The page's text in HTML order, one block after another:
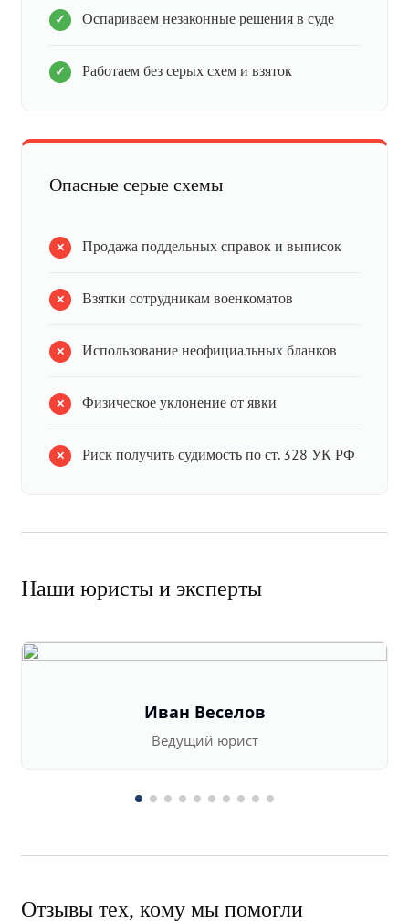
Оспариваем незаконные решения в суде
Работаем без серых схем и взяток
Опасные серые схемы
Продажа поддельных справок и выписок
Взятки сотрудникам военкоматов
Использование неофициальных бланков
Физическое уклонение от явки
Риск получить судимость по ст. 328 УК РФ
Наши юристы и эксперты
Иван Веселов
Ведущий юрист
Отзывы тех, кому мы помогли